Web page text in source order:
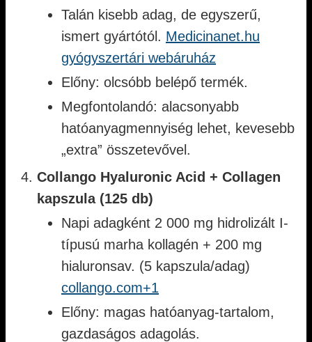
Talán kisebb adag, de egyszerű,
ismert gyártótól. Medicinanet.hu
gyógyszertári webáruház
Előny: olcsóbb belépő termék.
Megfontolandó: alacsonyabb
hatóanyagmennyiség lehet, kevesebb
„extra” összetevővel.
Collango Hyaluronic Acid + Collagen
kapszula (125 db)
Napi adagként 2 000 mg hidrolizált I-
típusú marha kollagén + 200 mg
hialuronsav. (5 kapszula/adag)
collango.com+1
Előny: magas hatóanyag-tartalom,
gazdaságos adagolás.